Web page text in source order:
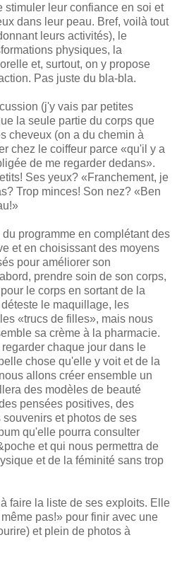
stimuler leur confiance en soi et
dans leur peau. Bref, voilà tout
leurs activités), le
physiques, la
et, surtout, on y propose
Pas juste du bla-bla.
(j'y vais par petites
la seule partie du corps que
cheveux (on a du chemin à
chez le coiffeur parce «qu'il y a
de me regarder dedans».
Ses yeux? «Franchement, je
Trop minces! Son nez? «Ben
programme en complétant des
et en choisissant des moyens
pour améliorer son
prendre soin de son corps,
le corps en sortant de la
le maquillage, les
«trucs de filles», mais nous
sa crème à la pharmacie.
chaque jour dans le
chose qu'elle y voit et de la
allons créer ensemble un
des modèles de beauté
pensées positives, des
et photos de ses
qu'elle pourra consulter
et qui nous permettra de
et de la féminité sans trop
faire la liste de ses exploits. Elle
pas!» pour finir avec une
et plein de photos à